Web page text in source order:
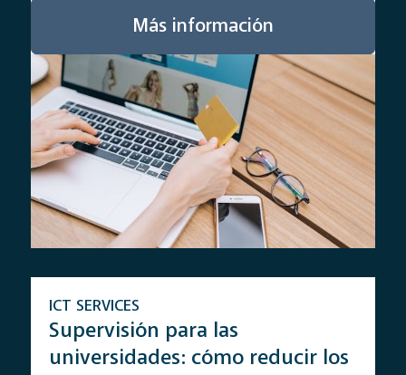
Más información
Supervisión para las
universidades: cómo reducir los
ICT SERVICES